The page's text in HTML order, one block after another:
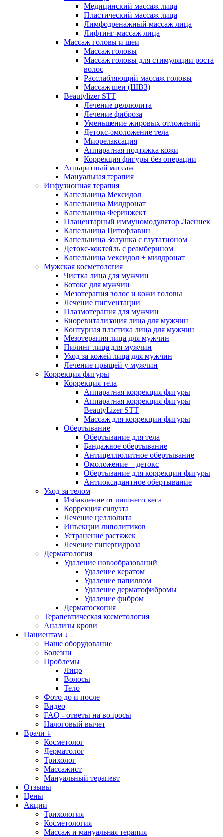
Медицинский массаж лица
Пластический массаж лица
Лимфодренажный массаж лица
Лифтинг-массаж лица
Массаж головы и шеи
Массаж головы
Массаж головы для стимуляции роста
волос
Расслабляющий массаж головы
Массаж шеи (ШВЗ)
Beautylizer STT
Лечение целлюлита
Лечение фиброза
Уменьшение жировых отложений
Детокс-омоложение тела
Миорелаксация
Аппаратная подтяжка кожи
Коррекция фигуры без операции
Аппаратный массаж
Мануальная терапия
Инфузионная терапия
Капельница Мексидол
Капельница Милдронат
Капельница Феринжект
Плацентарный иммуномодулятор Лаеннек
Капельница Цитофлавин
Капельница Золушка с глутатионом
Детокс-коктейль с реамберином
Капельница мексидол + милдронат
Мужская косметология
Чистка лица для мужчин
Ботокс для мужчин
Мезотерапия волос и кожи головы
Лечение пигментации
Плазмотерапия для мужчин
Биоревитализация лица для мужчин
Контурная пластика лица для мужчин
Мезотерапия лица для мужчин
Пилинг лица для мужчин
Уход за кожей лица для мужчин
Лечение прыщей у мужчин
Коррекция фигуры
Коррекция тела
Аппаратная коррекция фигуры
Аппаратная коррекция фигуры
BeautyLizer STT
Массаж для коррекции фигуры
Обертывание
Обертывание для тела
Бандажное обертывание
Антицеллюлитное обертывание
Омоложение + детокс
Обертывание для коррекции фигуры
Антиоксидантное обертывание
Уход за телом
Избавление от лишнего веса
Коррекция силуэта
Лечение целлюлита
Инъекции липолитиков
Устранение растяжек
Лечение гипергидроза
Дерматология
Удаление новообразований
Удаление кератом
Удаление папиллом
Удаление дерматофибромы
Удаление фибром
Дерматоскопия
Терапевтическая косметология
Анализы крови
Пациентам ↓
Наше оборудование
Болезни
Проблемы
Лицо
Волосы
Тело
Фото до и после
Видео
FAQ - ответы на вопросы
Налоговый вычет
Врачи ↓
Косметолог
Дерматолог
Трихолог
Массажист
Мануальный терапевт
Отзывы
Цены
Акции
Трихология
Косметология
Массаж и мануальная терапия